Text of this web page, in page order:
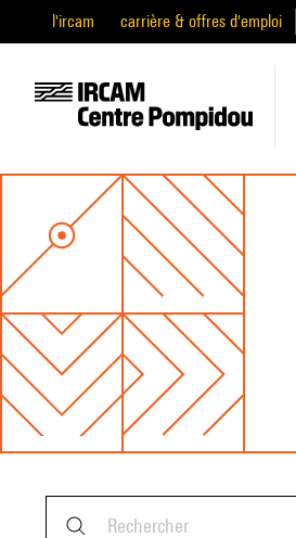
l'ircam carrière & offres d'emploi